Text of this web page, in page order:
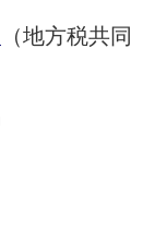
（地方税共同